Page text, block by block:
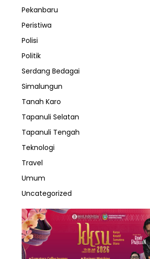
Pekanbaru
Peristiwa
Polisi
Politik
Serdang Bedagai
Simalungun
Tanah Karo
Tapanuli Selatan
Tapanuli Tengah
Teknologi
Travel
Umum
Uncategorized